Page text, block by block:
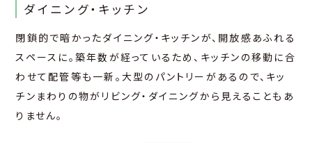
ダイニング・キッチン
閉鎖的で暗かったダイニング・キッチンが、開放感あふれる
スペースに。築年数が経っているため、キッチンの移動に合
わせて配管等も一新。大型のパントリーがあるので、キッ
チンまわりの物がリビング・ダイニングから見えることもあ
りません。